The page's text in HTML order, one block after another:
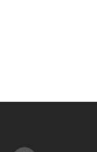
Melhoras
de Paris